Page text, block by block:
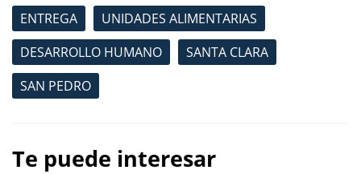
ENTREGA
UNIDADES ALIMENTARIAS
DESARROLLO HUMANO
SANTA CLARA
SAN PEDRO
Te puede interesar